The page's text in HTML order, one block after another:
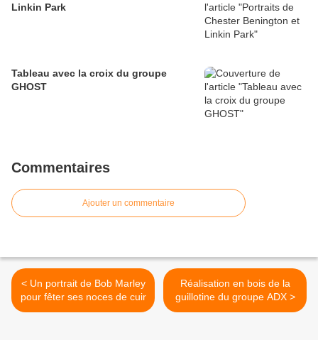
Linkin Park
Tableau avec la croix du groupe
GHOST
Commentaires
Ajouter un commentaire
< Un portrait de Bob Marley
pour fêter ses noces de cuir
Réalisation en bois de la
guillotine du groupe ADX >